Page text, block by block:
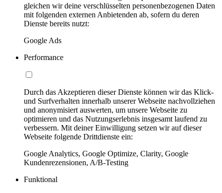
gleichen wir deine verschlüsselten personenbezogenen Daten
mit folgenden externen Anbietenden ab, sofern du deren
Dienste bereits nutzt:
Google Ads
Performance
Durch das Akzeptieren dieser Dienste können wir das Klick-
und Surfverhalten innerhalb unserer Webseite nachvollziehen
und anonymisiert auswerten, um unsere Webseite zu
optimieren und das Nutzungserlebnis insgesamt laufend zu
verbessern. Mit deiner Einwilligung setzen wir auf dieser
Webseite folgende Drittdienste ein:
Google Analytics, Google Optimize, Clarity, Google
Kundenrezensionen, A/B-Testing
Funktional